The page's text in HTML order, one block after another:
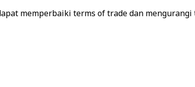
memperbaiki terms of trade dan